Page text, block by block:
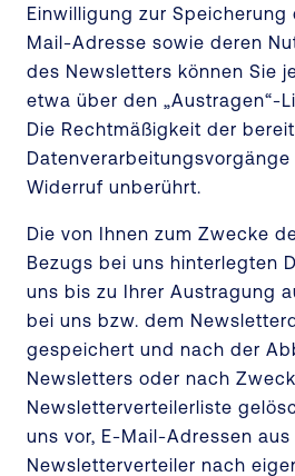
Einwilligung zur Speicherung
Mail-Adresse sowie deren
des Newsletters können Sie
etwa über den „Austragen“-
Die Rechtmäßigkeit der
Widerruf unberührt.
Die von Ihnen zum Zwecke
Bezugs bei uns hinterlegten
uns bis zu Ihrer Austragung
bei uns bzw. dem
gespeichert und nach der
Newsletters oder nach
Newsletterverteilerliste
uns vor, E-Mail-Adressen aus
Newsletterverteiler nach